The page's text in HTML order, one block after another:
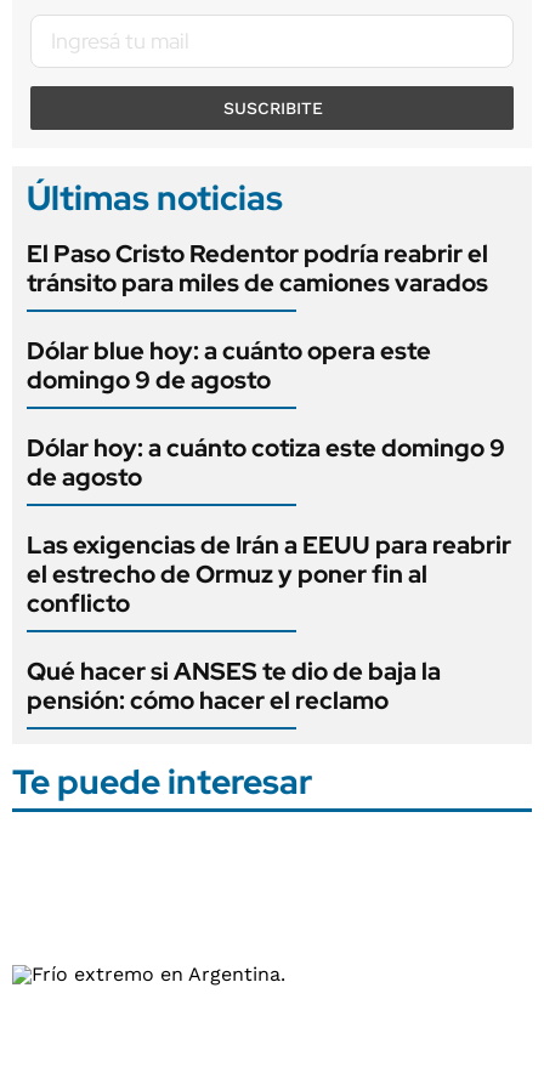
SUSCRIBITE
Últimas noticias
El Paso Cristo Redentor podría reabrir el
tránsito para miles de camiones varados
Dólar blue hoy: a cuánto opera este
domingo 9 de agosto
Dólar hoy: a cuánto cotiza este domingo 9
de agosto
Las exigencias de Irán a EEUU para reabrir
el estrecho de Ormuz y poner fin al
conflicto
Qué hacer si ANSES te dio de baja la
pensión: cómo hacer el reclamo
Te puede interesar